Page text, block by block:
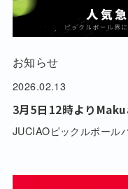
お知らせ
2026.02.13
3月5日12時より
JUCIAOピックルボール